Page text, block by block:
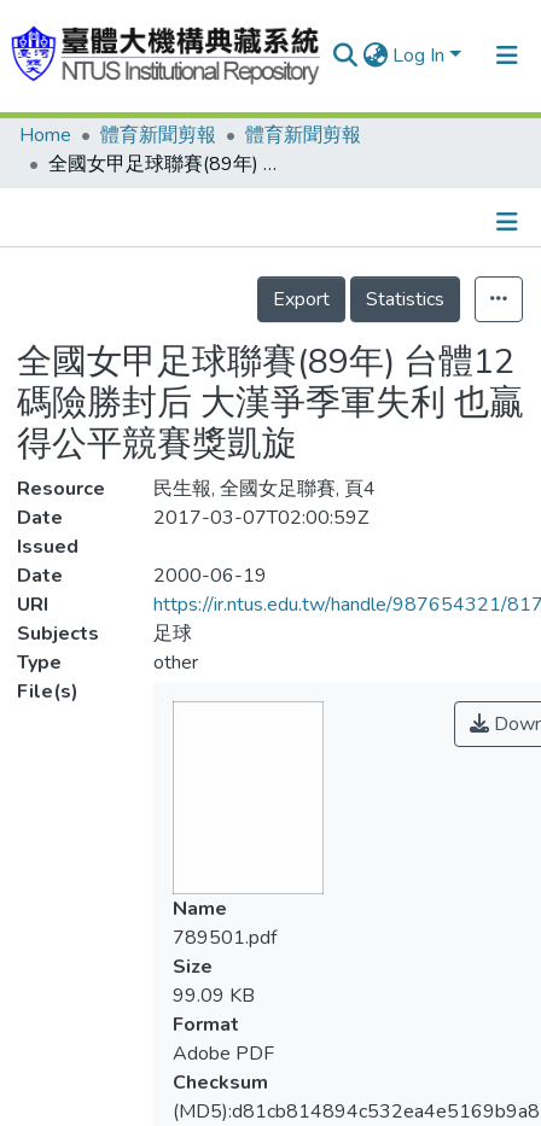
Log In
Communities & Collections
Statistics
Home 體育新聞剪報
體育新聞剪報
全國女甲足球聯賽(89年) 台體12碼險勝封后 大漢爭季軍失利 也贏得公平競賽獎凱旋
Details
Export
Statistics
全國女甲足球聯賽(89年) 台體12
碼險勝封后 大漢爭季軍失利 也贏
得公平競賽獎凱旋
Resource
民生報, 全國女足聯賽, 頁4
Date
Issued
2017-03-07T02:00:59Z
Date
2000-06-19
URI
https://ir.ntus.edu.tw/handle/987654321/
Subjects
足球
Type
other
File(s)
Name
789501.pdf
Size
99.09 KB
Format
Adobe PDF
Checksum